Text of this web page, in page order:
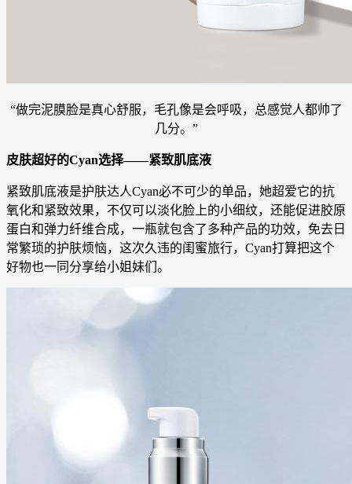
“做完泥膜脸是真心舒服，毛孔像是会呼吸，总感觉人都帅了
几分。”
皮肤超好的Cyan选择——紧致肌底液
紧致肌底液是护肤达人Cyan必不可少的单品，她超爱它的抗
氧化和紧致效果，不仅可以淡化脸上的小细纹，还能促进胶原
蛋白和弹力纤维合成，一瓶就包含了多种产品的功效，免去日
常繁琐的护肤烦恼，这次久违的闺蜜旅行，Cyan打算把这个
好物也一同分享给小姐妹们。